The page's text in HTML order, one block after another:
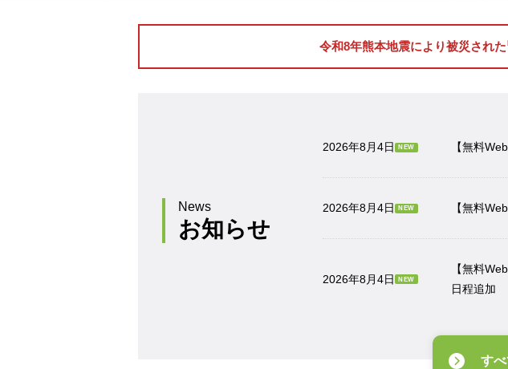
令和8年熊本地震により被災され
News
お知らせ
2026年8月4日 NEW 【無料
2026年8月4日 NEW 【無料
2026年8月4日 NEW
【無料
日程追加
す